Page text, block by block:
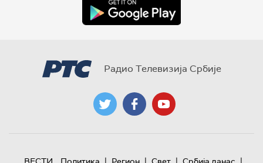
Радио Телевизија Србије